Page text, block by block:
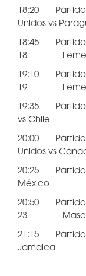
18:20
Unidos vs
18:45 Partido
18
19:10 Partido
19
19:35
vs Chile
20:00
Unidos vs
20:25
México
20:50 Partido
23
21:15
Jamaica